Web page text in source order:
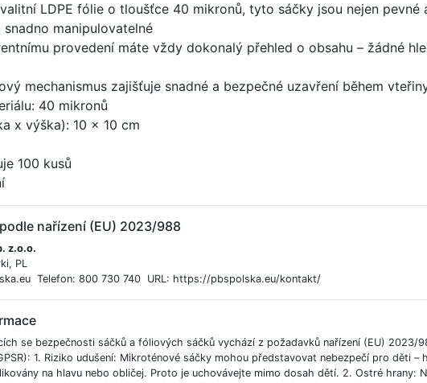
LDPE fólie o tloušťce 40 mikronů, tyto sáčky jsou nejen pevné
manipulovatelné
provedení máte vždy dokonalý přehled o obsahu – žádné
mechanismus zajišťuje snadné a bezpečné uzavření během
40 mikronů
x výška): 10 x 10 cm
100 kusů
nařízení (EU) 2023/988
z.o.o.
PL
Telefon: 800 730 740 URL: https://pbspolska.eu/kontakt/
se bezpečnosti sáčků a fóliových sáčků vychází z požadavků nařízení (EU) 2023/
1. Riziko udušení: Mikroténové sáčky mohou představovat nebezpečí pro děti –
na hlavu nebo obličej. Proto je uchovávejte mimo dosah dětí. 2. Ostré hrany: